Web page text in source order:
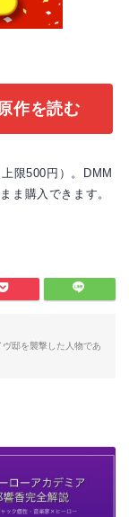
作を読む
限500円）。DMM
ま購入できます。
ヴ邸を襲撃した人物であ